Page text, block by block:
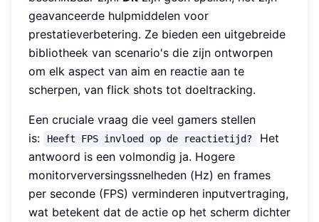
geavanceerde hulpmiddelen voor
prestatieverbetering. Ze bieden een uitgebreide
bibliotheek van scenario's die zijn ontworpen
om elk aspect van aim en reactie aan te
scherpen, van flick shots tot doeltracking.
Een cruciale vraag die veel gamers stellen
is:
Heeft FPS invloed op de reactietijd?
Het
antwoord is een volmondig ja. Hogere
monitorverversingssnelheden (Hz) en frames
per seconde (FPS) verminderen inputvertraging,
wat betekent dat de actie op het scherm dichter